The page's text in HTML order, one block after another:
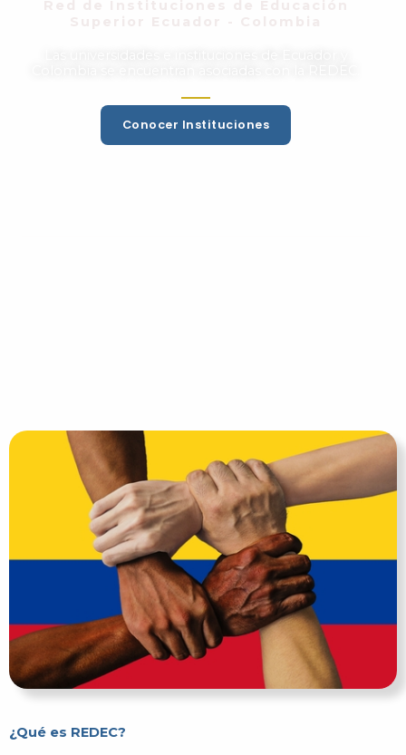
Conocer Instituciones
¿Qué es REDEC?